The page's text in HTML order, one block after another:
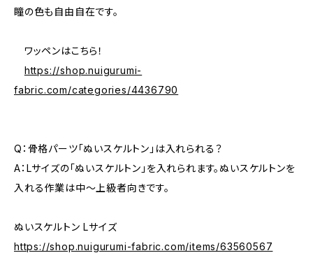
瞳の色も自由自在です。
ワッペンはこちら！
https://shop.nuigurumi-
fabric.com/categories/4436790
Q：骨格パーツ「ぬいスケルトン」は入れられる？
A：Lサイズの「ぬいスケルトン」を入れられます。ぬいスケルトンを
入れる作業は中〜上級者向きです。
ぬいスケルトン Lサイズ
https://shop.nuigurumi-fabric.com/items/63560567